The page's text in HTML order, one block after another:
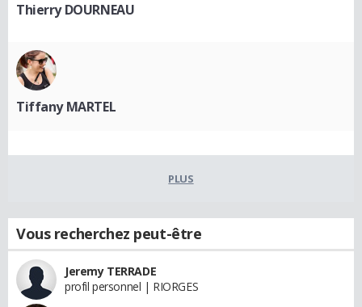
Thierry DOURNEAU
Tiffany MARTEL
PLUS
Vous recherchez peut-être
Jeremy TERRADE
profil personnel | RIORGES